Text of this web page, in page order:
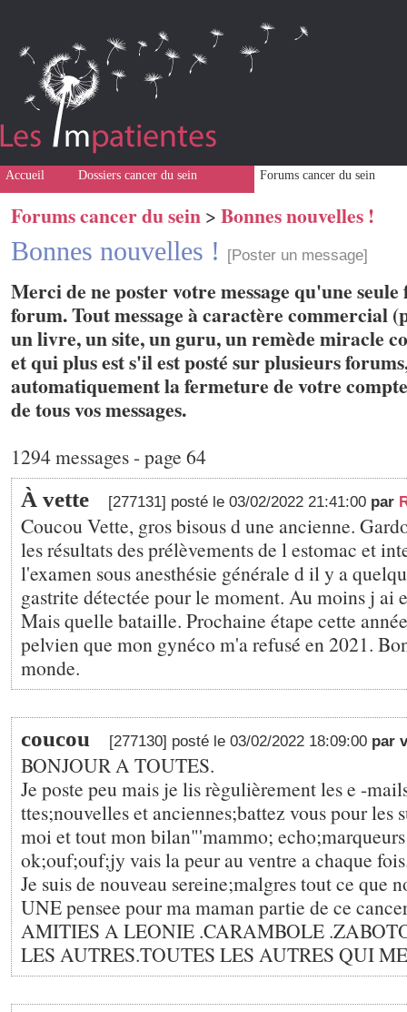
Accueil Dossiers cancer du sein Forums cancer du sein
Forums cancer du sein > Bonnes nouvelles !
Bonnes nouvelles ! [Poster un message]
Merci de ne poster votre message qu'une seule
forum. Tout message à caractère commercial
un livre, un site, un guru, un remède miracle
et qui plus est s'il est posté sur plusieurs
automatiquement la fermeture de votre
de tous vos messages.
1294 messages - page 64
À vette [277131] posté le 03/02/2022 21:41:00 par
Coucou Vette, gros bisous d une ancienne.
les résultats des prélèvements de l estomac et
l'examen sous anesthésie générale d il y a
gastrite détectée pour le moment. Au moins j ai
Mais quelle bataille. Prochaine étape cette
pelvien que mon gynéco m'a refusé en 2021.
monde.
coucou [277130] posté le 03/02/2022 18:09:00 par
BONJOUR A TOUTES.
Je poste peu mais je lis règulièrement les e -
ttes;nouvelles et anciennes;battez vous pour les
moi et tout mon bilan"'mammo;
ok;ouf;ouf;jy vais la peur au ventre a chaque
Je suis de nouveau sereine;malgres tout ce que
UNE pensee pour ma maman partie de ce
AMITIES A LEONIE .CARAMBOLE
LES AUTRES.TOUTES LES AUTRES QUI